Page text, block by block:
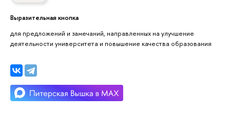
Выразительная кнопка
для предложений и замечаний, направленных на улучшение
деятельности университета и повышение качества образования